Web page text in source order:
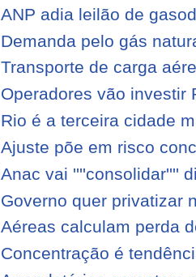
ANP adia leilão de
Demanda pelo gás
Transporte de carga
Operadores vão investir
Rio é a terceira cidade
Ajuste põe em risco
Anac vai ''''consolidar''''
Governo quer privatizar
Aéreas calculam perda
Concentração é